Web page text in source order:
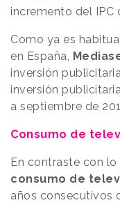
incremento del IPC
Como ya es
en España,
inversión
inversión
a septiembre de
Consumo de
En contraste con
consumo de
años consecutivos